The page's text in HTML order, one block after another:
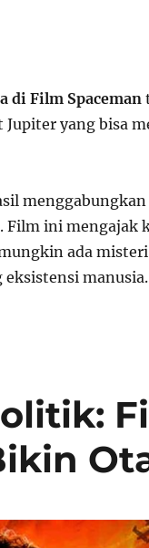
di Film Spaceman
Jupiter yang bisa
. Film ini mengajak
ada
manusia.